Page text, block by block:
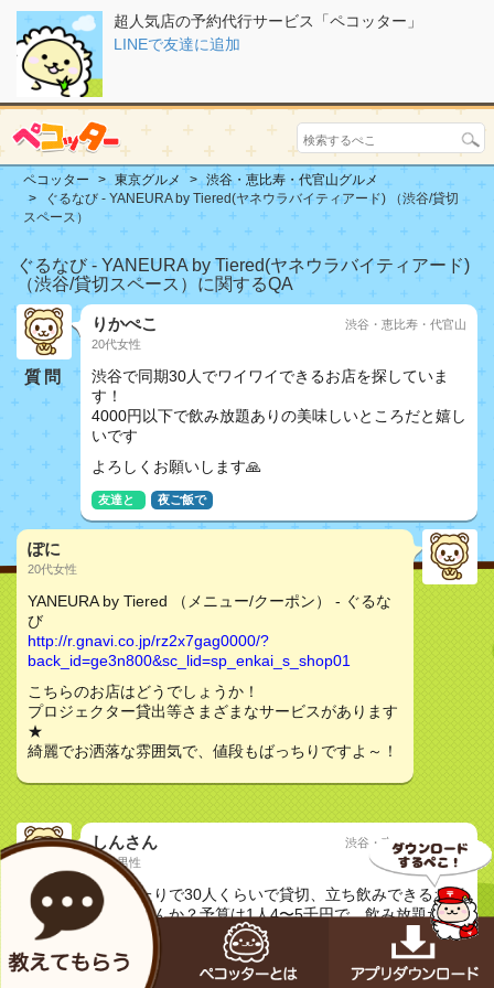
超人気店の予約代行サービス「ペコッター」
LINEで友達に追加
ペコッター 東京グルメ
渋谷・恵比寿・代官山グルメ
ぐるなび - YANEURA by Tiered(ヤネウラバイティアード) （渋谷/貸切
スペース）
ぐるなび - YANEURA by Tiered(ヤネウラバイティアード)
（渋谷/貸切スペース）に関するQA
質問
りかぺこ
20代女性
渋谷・恵比寿・代官山
渋谷で同期30人でワイワイできるお店を探していま
す！
4000円以下で飲み放題ありの美味しいところだと嬉し
いです
よろしくお願いします🙏
友達と 夜ご飯で
ぽに
20代女性
YANEURA by Tiered （メニュー/クーポン） - ぐるな
び
http://r.gnavi.co.jp/rz2x7gag0000/?
back_id=ge3n800&sc_lid=sp_enkai_s_shop01
こちらのお店はどうでしょうか！
プロジェクター貸出等さまざまなサービスがあります
★
綺麗でお洒落な雰囲気で、値段もばっちりですよ～！
質問
しんさん
30代男性
渋谷・恵比寿・代官山
渋谷あたりで30人くらいで貸切、立ち飲みできるお店
ありませんか？予算は1人4〜5千円で、飲み放題だと
安心です。
友達と 夜ご飯で